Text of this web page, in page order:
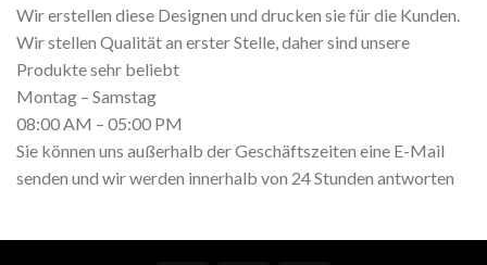
Wir erstellen diese Designen und drucken sie für die Kunden.
Wir stellen Qualität an erster Stelle, daher sind unsere
Produkte sehr beliebt
Montag – Samstag
08:00 AM – 05:00 PM
Sie können uns außerhalb der Geschäftszeiten eine E-Mail
senden und wir werden innerhalb von 24 Stunden antworten